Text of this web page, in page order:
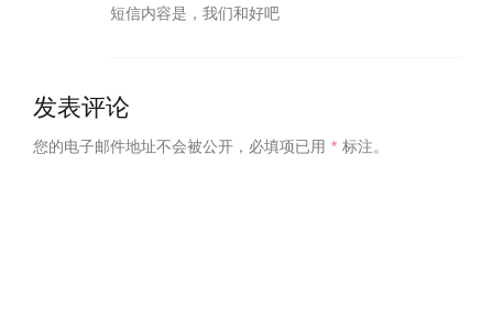
短信内容是，我们和好吧
发表评论
您的电子邮件地址不会被公开， 必填项已用 * 标注。